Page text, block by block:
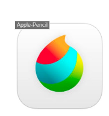
Apple-Pencil